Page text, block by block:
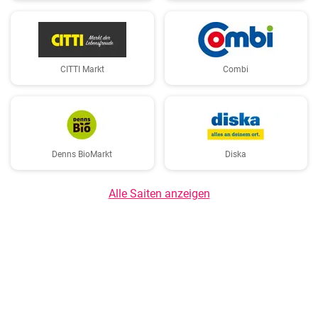
CITTI Markt Combi
Denns BioMarkt Diska
Alle Saiten anzeigen